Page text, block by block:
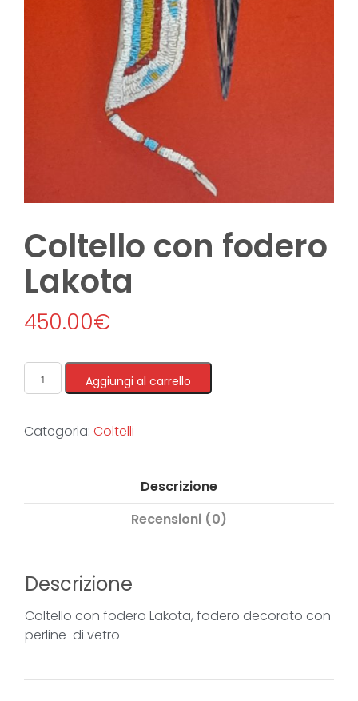
Coltello con fodero
Lakota
450.00€
Aggiungi al carrello
Categoria: Coltelli
Descrizione
Recensioni (0)
Descrizione
Coltello con fodero Lakota, fodero decorato con
perline di vetro